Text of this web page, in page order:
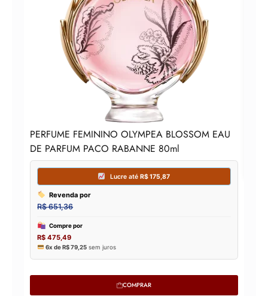
PERFUME FEMININO OLYMPEA BLOSSOM EAU
DE PARFUM PACO RABANNE 80ml
COMPRAR